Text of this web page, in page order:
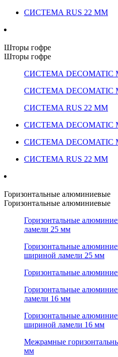
СИСТЕМА RUS 22 ММ
Шторы гофре
Шторы гофре
СИСТЕМА DECOMATIC
СИСТЕМА DECOMATIC
СИСТЕМА RUS 22 ММ
СИСТЕМА DECOMATIC
СИСТЕМА DECOMATIC
СИСТЕМА RUS 22 ММ
Горизонтальные алюминиевые
Горизонтальные алюминиевые
Горизонтальные
ламели 25 мм
Горизонтальные
шириной ламели 25 мм
Горизонтальные
Горизонтальные
ламели 16 мм
Горизонтальные
шириной ламели 16 мм
Межрамные
мм